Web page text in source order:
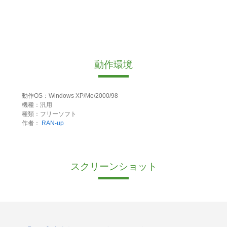
動作環境
動作OS：Windows XP/Me/2000/98
機種：汎用
種類：フリーソフト
作者：
RAN-up
スクリーンショット